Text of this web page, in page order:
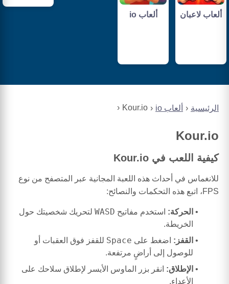
الرئيسية ألعاب io Kour.io
Kour.io
كيفية اللعب في Kour.io
للانغماس في أحداث هذه اللعبة المجانية عبر المتصفح من نوع
FPS، اتبع هذه التحكمات والنصائح:
الحركة: استخدم مفاتيح WASD لتحريك شخصيتك حول
الخريطة.
القفز: اضغط على Space للقفز فوق العقبات أو
للوصول إلى أراضٍ مرتفعة.
الإطلاق: انقر بزر الماوس الأيسر لإطلاق سلاحك على
الأعداء.
ألعاب لاعبان ألعاب io